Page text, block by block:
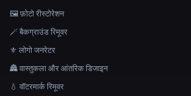
🖼️ फ़ोटो रीस्टोरेशन
🪄 बैकग्राउंड रिमूवर
⚜️ लोगो जनरेटर
🏯 वास्तुकला और आंतरिक डिजाइन
💧 वॉटरमार्क रिमूवर